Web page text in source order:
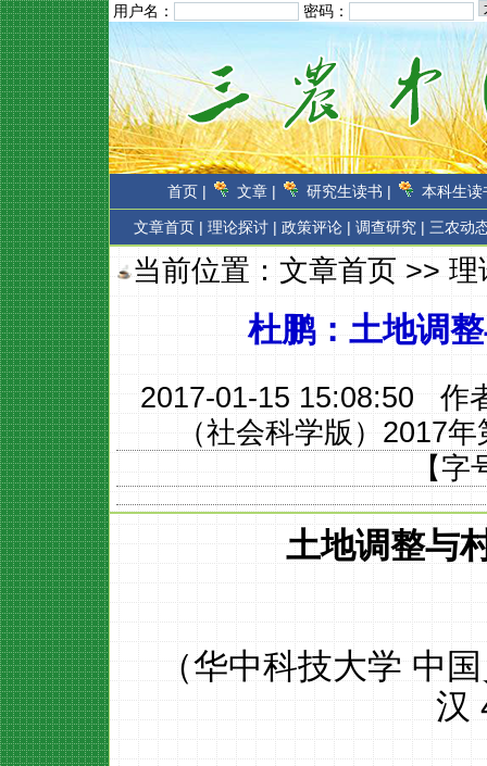
用户名： 密码：
首页 | 文章 | 研究生读书 | 本科生读
文章首页 | 理论探讨 | 政策评论 | 调查研究 | 三农动
当前位置：文章首页>>理
杜鹏：土地调
2017-01-15 15:08:50 作
（社会科学版）2017年
【字
土地调整与
（华中科技大学 中
汉